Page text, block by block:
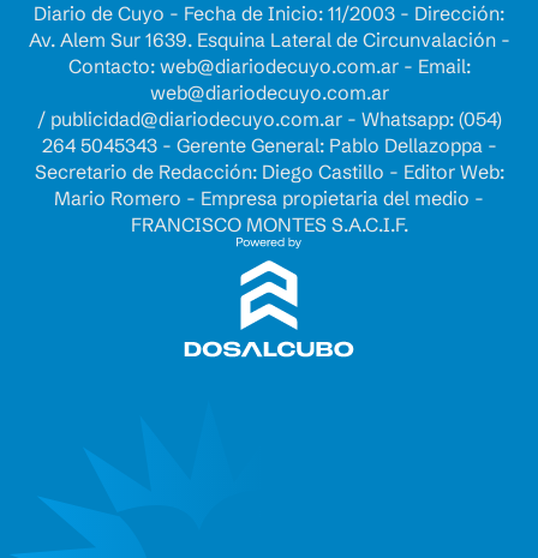
Diario de Cuyo - Fecha de Inicio: 11/2003 - Dirección:
Av. Alem Sur 1639. Esquina Lateral de Circunvalación -
Contacto: web@diariodecuyo.com.ar- Email:
web@diariodecuyo.com.ar
/ publicidad@diariodecuyo.com.ar- Whatsapp: (054)
264 5045343 - Gerente General: Pablo Dellazoppa -
Secretario de Redacción: Diego Castillo - Editor Web:
Mario Romero - Empresa propietaria del medio -
FRANCISCO MONTES S.A.C.I.F.